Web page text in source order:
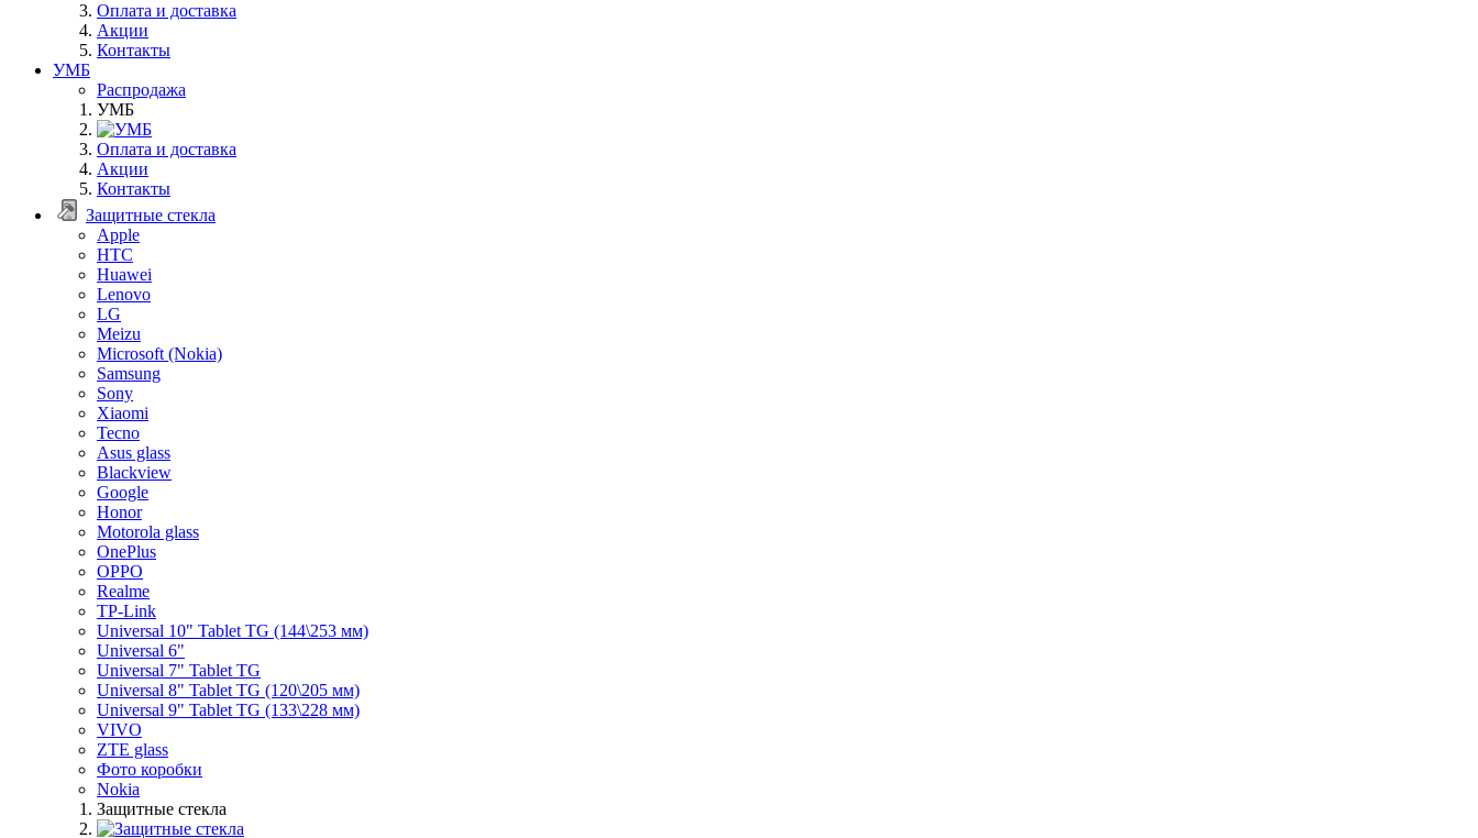
Оплата и доставка
Акции
Контакты
УМБ
Распродажа
УМБ
Оплата и доставка
Акции
Контакты
Защитные стекла
Apple
HTC
Huawei
Lenovo
LG
Meizu
Microsoft (Nokia)
Samsung
Sony
Xiaomi
Tecno
Asus glass
Blackview
Google
Honor
Motorola glass
OnePlus
OPPO
Realme
TP-Link
Universal 10" Tablet TG (144\253 мм)
Universal 6"
Universal 7" Tablet TG
Universal 8" Tablet TG (120\205 мм)
Universal 9" Tablet TG (133\228 мм)
VIVO
ZTE glass
Фото коробки
Nokia
Защитные стекла